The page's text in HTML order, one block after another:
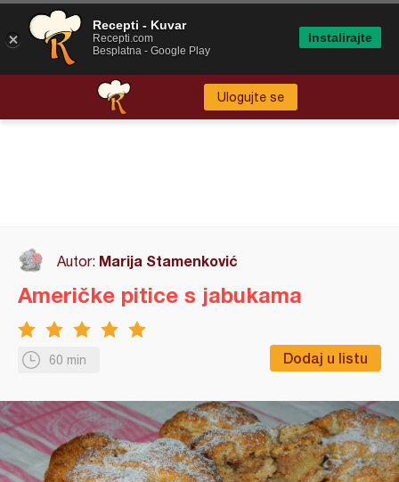
Ulogujte se
Autor: Marija Stamenković
60 min Dodaj u listu
Američke pitice s jabukama
Recepti - Kuvar
Recepti.com
Besplatna - Google Play
Instalirajte